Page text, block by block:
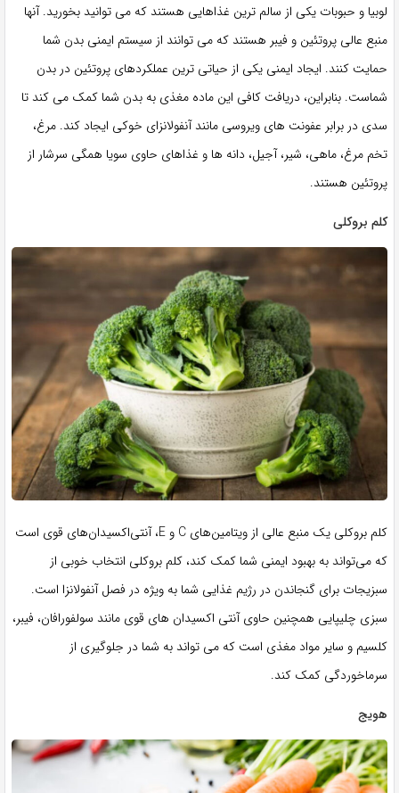
لوبیا و حبوبات یکی از سالم ترین غذاهایی هستند که می توانید بخورید. آنها
منبع عالی پروتئین و فیبر هستند که می توانند از سیستم ایمنی بدن شما
حمایت کنند. ایجاد ایمنی یکی از حیاتی ترین عملکردهای پروتئین در بدن
شماست. بنابراین، دریافت کافی این ماده مغذی به بدن شما کمک می کند تا
سدی در برابر عفونت های ویروسی مانند آنفولانزای خوکی ایجاد کند. مرغ،
تخم مرغ، ماهی، شیر، آجیل، دانه ها و غذاهای حاوی سویا همگی سرشار از
پروتئین هستند.
کلم بروکلی
کلم بروکلی یک منبع عالی از ویتامین‌های C و E، آنتی‌اکسیدان‌های قوی است
که می‌تواند به بهبود ایمنی شما کمک کند، کلم بروکلی انتخاب خوبی از
سبزیجات برای گنجاندن در رژیم غذایی شما به ویژه در فصل آنفولانزا است.
سبزی چلیپایی همچنین حاوی آنتی اکسیدان های قوی مانند سولفورافان، فیبر،
کلسیم و سایر مواد مغذی است که می تواند به شما در جلوگیری از
سرماخوردگی کمک کند.
هویج